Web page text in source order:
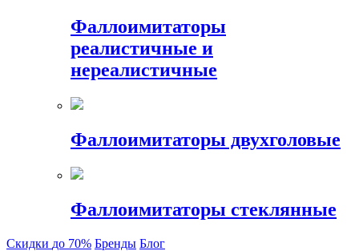
Фаллоимитаторы
реалистичные и
нереалистичные
Фаллоимитаторы двухголовые
Фаллоимитаторы стеклянные
Скидки до 70% Бренды Блог